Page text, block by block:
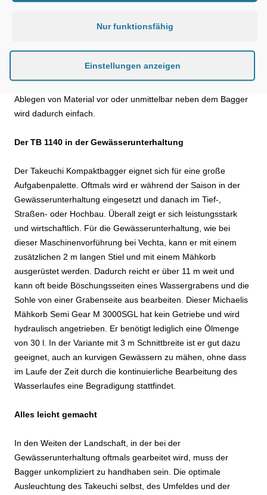
bei 5,49 m, die maximale Abstechhöhe bei 8,66 m. Zu diesem
von links 77° und rechts 53° macht das Arbeiten nah an
Ablegen von Material vor oder unmittelbar neben dem Bagger
wird dadurch einfach.
Der TB 1140 in der Gewässerunterhaltung
Der Takeuchi Kompaktbagger eignet sich für eine große
Aufgabenpalette. Oftmals wird er während der Saison in der
Gewässerunterhaltung eingesetzt und danach im Tief-,
Straßen- oder Hochbau. Überall zeigt er sich leistungsstark
und wirtschaftlich. Für die Gewässerunterhaltung, wie bei
dieser Maschinenvorführung bei Vechta, kann er mit einem
zusätzlichen 2 m langen Stiel und mit einem Mähkorb
ausgerüstet werden. Dadurch reicht er über 11 m weit und
kann oft beide Böschungsseiten eines Wassergrabens und die
Sohle von einer Grabenseite aus bearbeiten. Dieser Michaelis
Mähkorb Semi Gear M 3000SGL hat kein Getriebe und wird
hydraulisch angetrieben. Er benötigt lediglich eine Ölmenge
von 30 l. In der Variante mit 3 m Schnittbreite ist er gut dazu
geeignet, auch an kurvigen Gewässern zu mähen, ohne dass
im Laufe der Zeit durch die kontinuierliche Bearbeitung des
Wasserlaufes eine Begradigung stattfindet.
Alles leicht gemacht
In den Weiten der Landschaft, in der bei der
Gewässerunterhaltung oftmals gearbeitet wird, muss der
Bagger unkompliziert zu handhaben sein. Die optimale
Ausleuchtung des Takeuchi selbst, des Umfeldes und der
Nur funktionsfähig
Einstellungen anzeigen